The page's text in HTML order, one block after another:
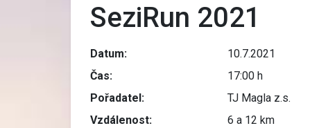
SeziRun 2021
Datum:
10.7.2021
Čas:
17:00 h
Pořadatel:
TJ Magla z.s.
Vzdálenost:
6 a 12 km